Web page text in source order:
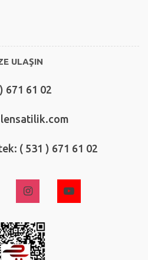
ULAŞIN
671 61 02
( 531 ) 671 61 02